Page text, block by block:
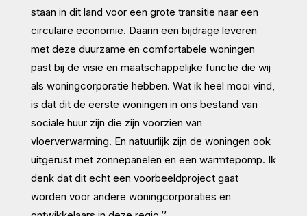
staan in dit land voor een grote transitie naar een
circulaire economie. Daarin een bijdrage leveren
met deze duurzame en comfortabele woningen
past bij de visie en maatschappelijke functie die wij
als woningcorporatie hebben. Wat ik heel mooi vind,
is dat dit de eerste woningen in ons bestand van
sociale huur zijn die zijn voorzien van
vloerverwarming. En natuurlijk zijn de woningen ook
uitgerust met zonnepanelen en een warmtepomp. Ik
denk dat dit echt een voorbeeldproject gaat
worden voor andere woningcorporaties en